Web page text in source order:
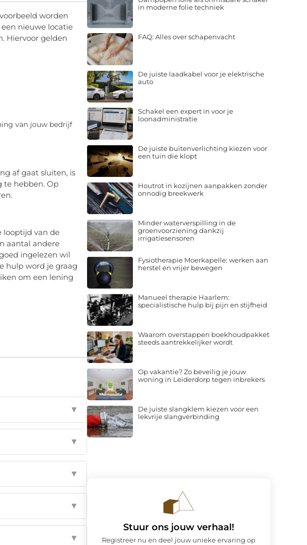
worden
nieuwe locatie
Hiervoor gelden
van jouw bedrijf
af gaat sluiten, is
te hebben. Op
looptijd van de
aantal andere
ingelezen wil
hulp word je graag
om een lening
▼
▼
▼
▼
▼
in moderne folie techniek
FAQ: Alles over schapenvacht
De juiste laadkabel voor je elektrische
auto
Schakel een expert in voor je
loonadministratie
De juiste buitenverlichting kiezen voor
een tuin die klopt
Houtrot in kozijnen aanpakken zonder
onnodig breekwerk
Minder waterverspilling in de
groenvoorziening dankzij
irrigatiesensoren
Fysiotherapie Moerkapelle: werken aan
herstel en vrijer bewegen
Manueel therapie Haarlem:
specialistische hulp bij pijn en stijfheid
Waarom overstappen boekhoudpakket
steeds aantrekkelijker wordt
Op vakantie? Zo beveilig je jouw
woning in Leiderdorp tegen inbrekers
De juiste slangklem kiezen voor een
lekvrije slangverbinding
Stuur ons jouw verhaal!
Registreer nu en deel jouw unieke ervaring op